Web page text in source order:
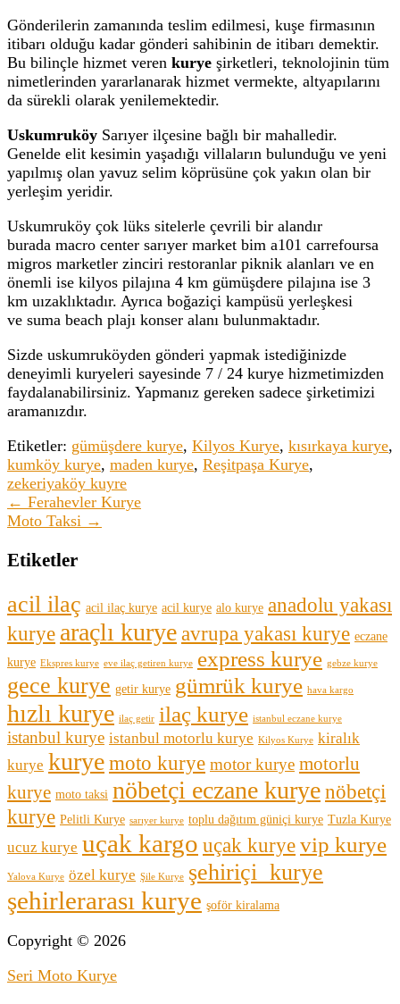
Gönderilerin zamanında teslim edilmesi, kuşe firmasının
itibarı olduğu kadar gönderi sahibinin de itibarı demektir.
Bu bilinçle hizmet veren kurye şirketleri, teknolojinin tüm
nimetlerinden yararlanarak hizmet vermekte, altyapılarını
da sürekli olarak yenilemektedir.
Uskumruköy Sarıyer ilçesine bağlı bir mahalledir.
Genelde elit kesimin yaşadığı villaların bulunduğu ve yeni
yapılmış olan yavuz selim köprüsüne çok yakın olan bir
yerleşim yeridir.
Uskumruköy çok lüks sitelerle çevrili bir alandır
burada macro center sarıyer market bim a101 carrefoursa
migros marketler zinciri restoranlar piknik alanları ve en
önemli ise kilyos pilajına 4 km gümüşdere pilajına ise 3
km uızaklıktadır. Ayrıca boğaziçi kampüsü yerleşkesi
ve suma beach plajı konser alanı bulunmaktadır.
Sizde uskumruköyden gönderi yapmak istediğinizde
deneyimli kuryeleri sayesinde 7 / 24 kurye hizmetimizden
faydalanabilirsiniz. Yapmanız gereken sadece şirketimizi
aramanızdır.
Etiketler: gümüşdere kurye, Kilyos Kurye, kısırkaya kurye,
kumköy kurye, maden kurye, Reşitpaşa Kurye,
zekeriyaköy kuyre
← Ferahevler Kurye
Moto Taksi →
Etiketler
acil ilaç acil ilaç kurye acil kurye alo kurye anadolu yakası
kurye araçlı kuryeavrupa yakası kurye eczane
kurye Ekspres kurye eve ilaç getiren kurye express kurye gebze kurye
gece kurye getir kurye gümrük kurye hava kargo
hızlı kurye ilaç getir ilaç kurye istanbul eczane kurye
istanbul kurye istanbul motorlu kurye Kilyos Kurye kiralık
kurye kuryemoto kurye motor kurye motorlu
kurye moto taksi nöbetçi eczane kuryenöbetçi
kurye Pelitli Kurye sarıyer kurye toplu dağıtım güniçi kurye Tuzla Kurye
ucuz kurye uçak kargo uçak kuryevip kurye
Yalova Kurye özel kurye Şile Kurye şehiriçi kurye
şehirlerarası kurye şoför kiralama
Copyright © 2026
Seri Moto Kurye